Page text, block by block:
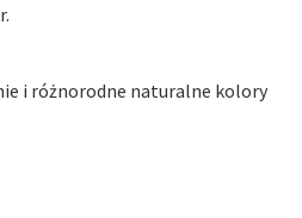
i różnorodne naturalne kolory